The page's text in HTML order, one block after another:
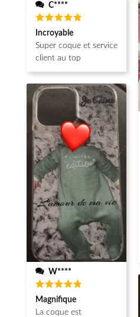
C****
Note5
sur 5
Incroyable
Super coque et service
client au top
W****
Note5
sur 5
Magnifique
La coque est